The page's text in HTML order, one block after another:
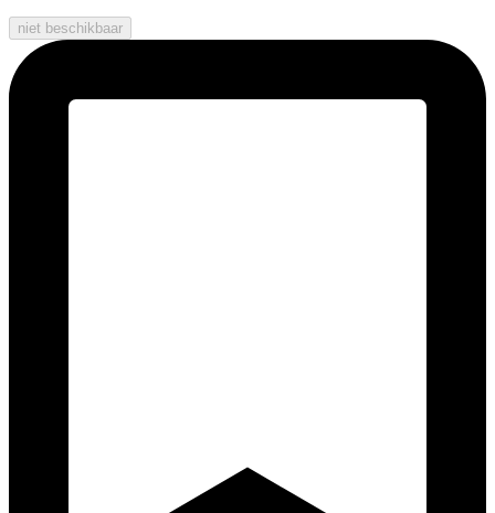
niet beschikbaar